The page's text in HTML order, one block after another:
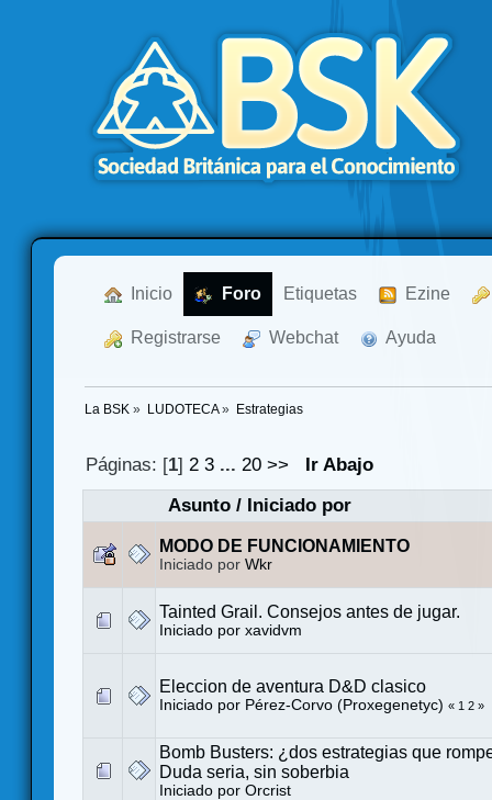
Inicio Foro Etiquetas Ezine
Registrarse Webchat Ayuda
La BSK » LUDOTECA» Estrategias
Páginas: [1]2 3 ...20 >>
Ir Abajo
Asunto/ Iniciado por
MODO DE FUNCIONAMIENTO
Iniciado por Wkr
Tainted Grail. Consejos antes de jugar.
Iniciado por xavidvm
Eleccion de aventura D&D clasico
Iniciado por Pérez-Corvo (Proxegenetyc) « 1 2 »
Bomb Busters: ¿dos estrategias que
Duda seria, sin soberbia
Iniciado por Orcrist